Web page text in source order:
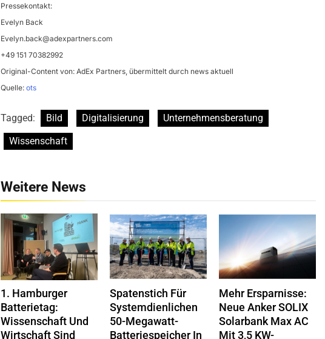
Pressekontakt:
Evelyn Back
Evelyn.back@adexpartners.com
+49 151 70382992
Original-Content von: AdEx Partners, übermittelt durch news aktuell
Quelle: ots
Tagged: Bild Digitalisierung
Unternehmensberatung
Wissenschaft
Weitere News
1. Hamburger
Batterietag:
Wissenschaft Und
Wirtschaft Sind
Spatenstich Für
Systemdienlichen
50-Megawatt-
Batteriespeicher In
Mehr Ersparnisse:
Neue Anker SOLIX
Solarbank Max AC
Mit 3,5 KW-